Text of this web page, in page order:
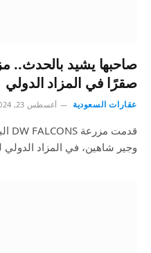
صقرًا في المزاد الدولي
عقارات السعودية أغسطس 23, 2024
وجير شاهين، في المزاد الدولي لمزارع